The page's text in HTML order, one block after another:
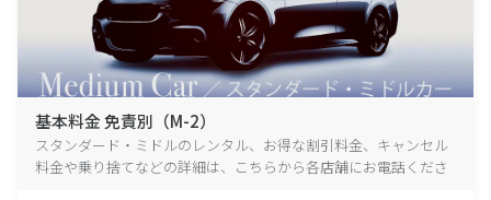
基本料金 免責別（M-2）
スタンダード・ミドルのレンタル、お得な割引料金、キャンセル
料金や乗り捨てなどの詳細は、こちらから各店舗にお電話くださ